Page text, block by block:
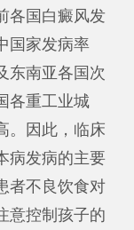
各国白癜风发
国家发病率
东南亚各国次
各重工业城
。因此，临床
病发病的主要
者不良饮食对
意控制孩子的